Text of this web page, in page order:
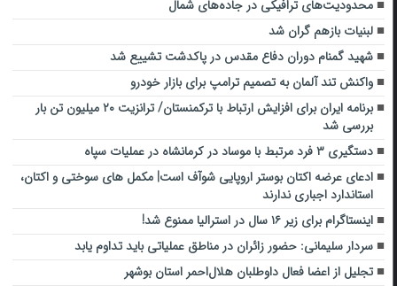
محدودیت‌های ترافیکی در جاده‌های شمال
لبنیات بازهم گران شد
شهید گمنام دوران دفاع مقدس در پاکدشت تشییع شد
واکنش تند آلمان به تصمیم ترامپ برای بازار خودرو
برنامه ایران برای افزایش ارتباط با ترکمنستان/ ترانزیت ۲۰ میلیون تن بار
بررسی شد
دستگیری ۳ فرد مرتبط با موساد در کرمانشاه در عملیات سپاه
ادعای عرضه اکتان بوستر اروپایی شوآف است| مکمل های سوختی و اکتان،
استاندارد اجباری ندارند
اینستاگرام برای زیر ۱۶ سال در استرالیا ممنوع شد!
سردار سلیمانی: حضور زائران در مناطق عملیاتی باید تداوم یابد
تجلیل از اعضا فعال داوطلبان هلال‌احمر استان بوشهر